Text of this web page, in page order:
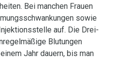
Bei manchen Frauen
sowie
auf. Die Drei-
Blutungen
Jahr dauern, bis man